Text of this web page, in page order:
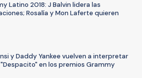
Latino 2018: J Balvin lidera las
Rosalía y Mon Laferte quieren
y Daddy Yankee vuelven a interpretar
en los premios Grammy